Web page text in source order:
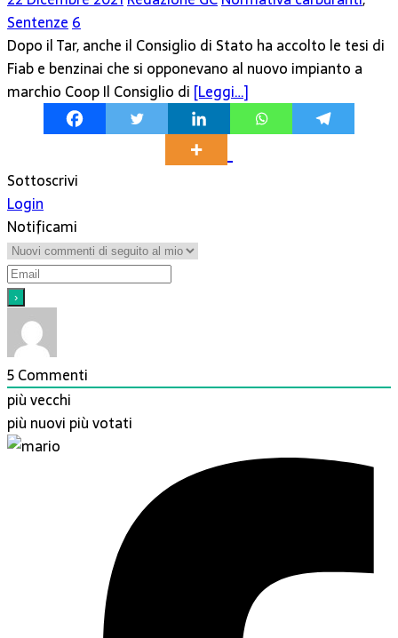
Sentenze 6
Dopo il Tar, anche il Consiglio di Stato ha accolto le tesi di
Fiab e benzinai che si opponevano al nuovo impianto a
marchio Coop Il Consiglio di [Leggi…]
Sottoscrivi
Login
Notificami
5Commenti
più vecchi
più nuovi più votati